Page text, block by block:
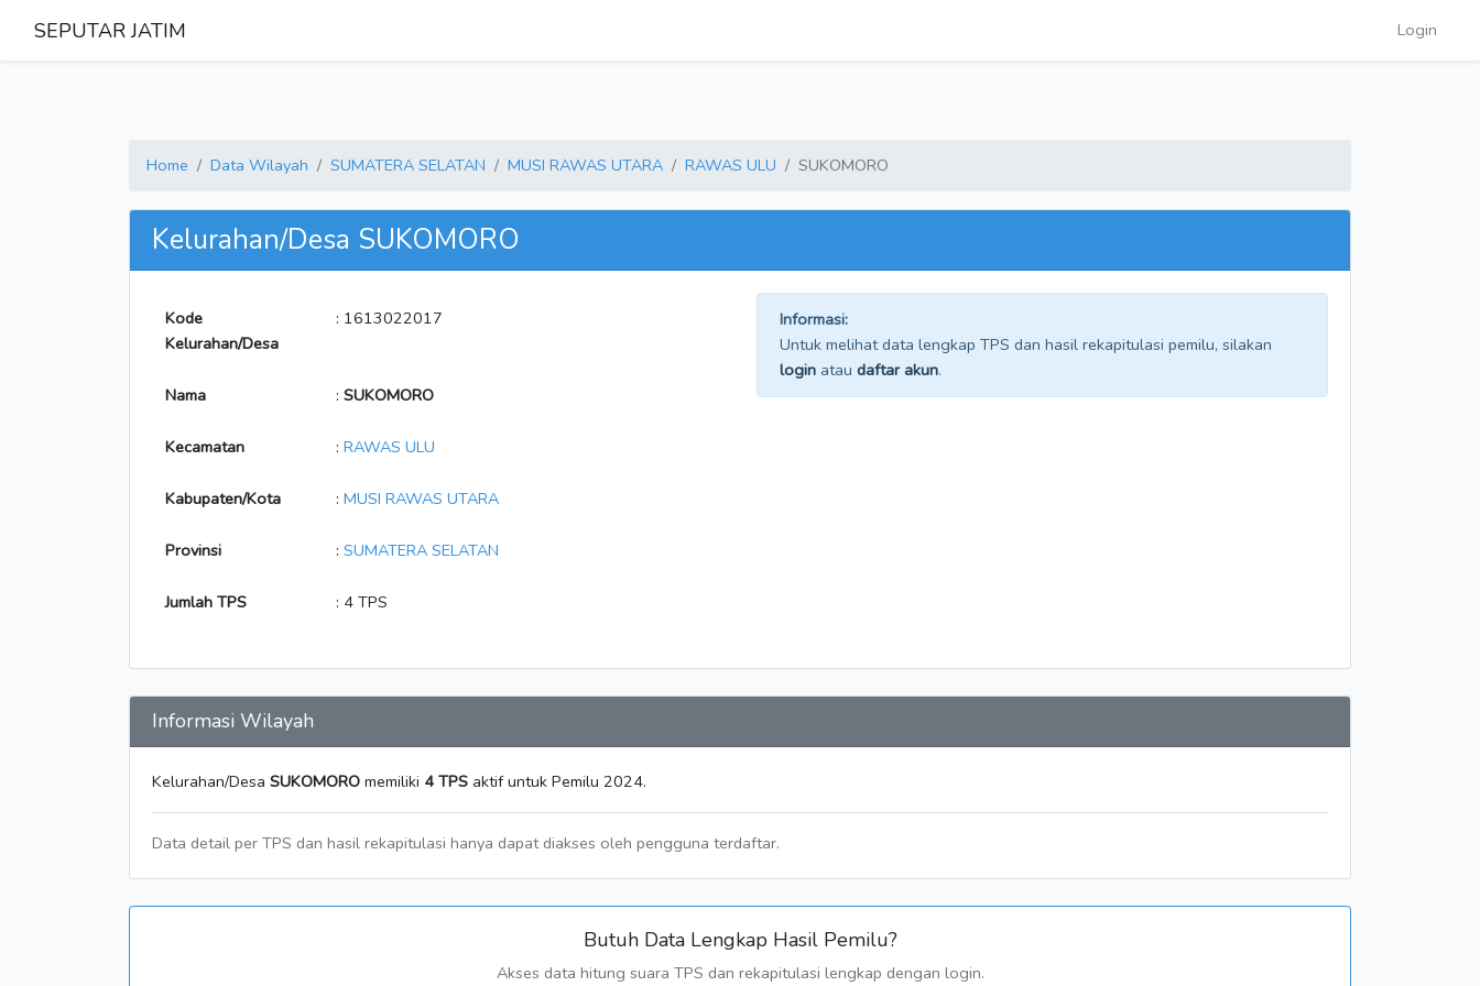
SEPUTAR JATIM Login
Home Data Wilayah SUMATERA SELATAN MUSI RAWAS UTARA RAWAS ULU SUKOMORO
Kelurahan/Desa SUKOMORO
Kode
Kelurahan/Desa
: 1613022017
Nama : SUKOMORO
Kecamatan : RAWAS ULU
Kabupaten/Kota : MUSI RAWAS UTARA
Provinsi : SUMATERA SELATAN
Jumlah TPS : 4 TPS
Informasi:
Untuk melihat data lengkap TPS dan hasil rekapitulasi pemilu, silakan
login atau daftar akun.
Informasi Wilayah
Kelurahan/Desa SUKOMORO memiliki 4 TPS aktif untuk Pemilu 2024.
Data detail per TPS dan hasil rekapitulasi hanya dapat diakses oleh pengguna terdaftar.
Butuh Data Lengkap Hasil Pemilu?
Akses data hitung suara TPS dan rekapitulasi lengkap dengan login.